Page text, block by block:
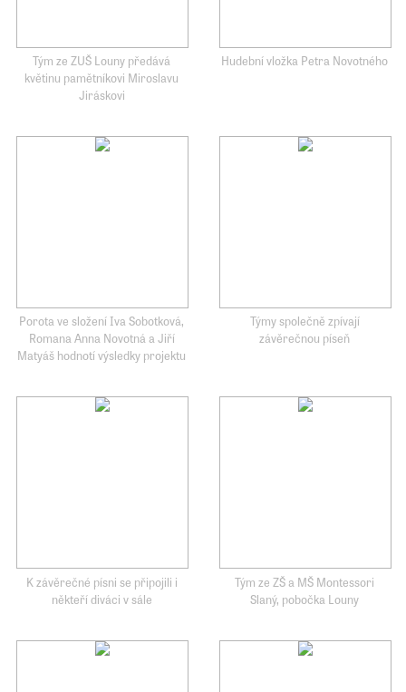
Tým ze ZUŠ Louny předává
květinu pamětníkovi Miroslavu
Jiráskovi
Hudební vložka Petra Novotného
Porota ve složení Iva Sobotková,
Romana Anna Novotná a Jiří
Matyáš hodnotí výsledky projektu
Týmy společně zpívají
závěrečnou píseň
K závěrečné písni se připojili i
někteří diváci v sále
Tým ze ZŠ a MŠ Montessori
Slaný, pobočka Louny